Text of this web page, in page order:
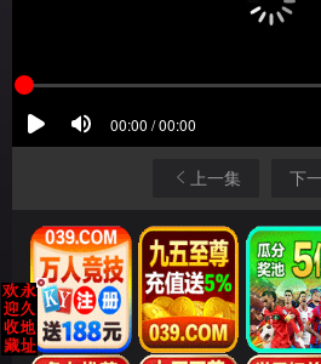
上一集 下